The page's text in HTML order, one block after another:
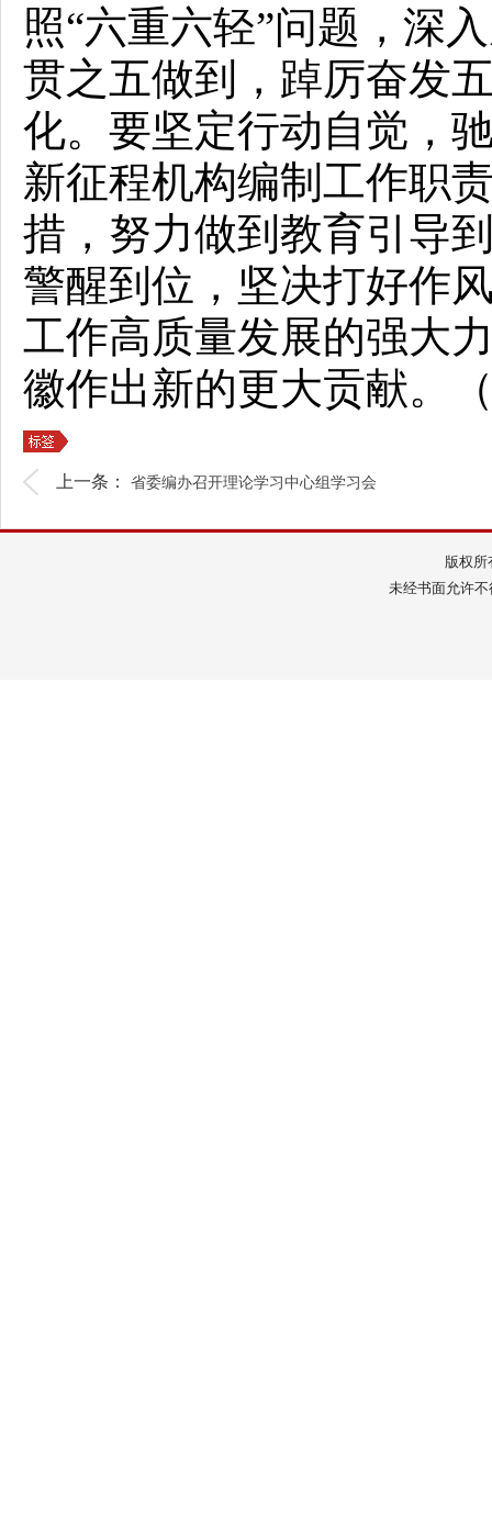
照“六重六轻”问题，深
贯之五做到，踔厉奋发
化。要坚定行动自觉，
新征程机构编制工作职
措，努力做到教育引导
警醒到位，坚决打好作
工作高质量发展的强大
徽作出新的更大贡献。
上一条： 省委编办召开理论学习中心组学习会
版权
未经书面允许